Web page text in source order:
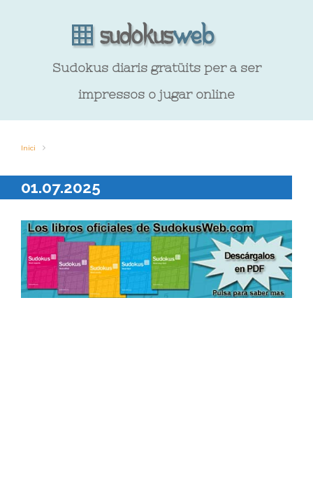
Sudokus diaris gratüits per a ser
impressos o jugar online
Inici
01.07.2025